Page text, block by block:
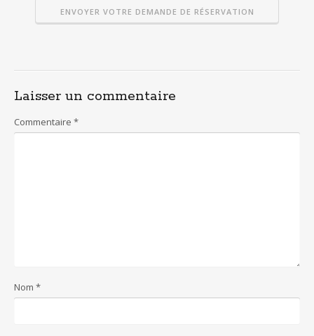
Laisser un commentaire
Commentaire *
Nom *